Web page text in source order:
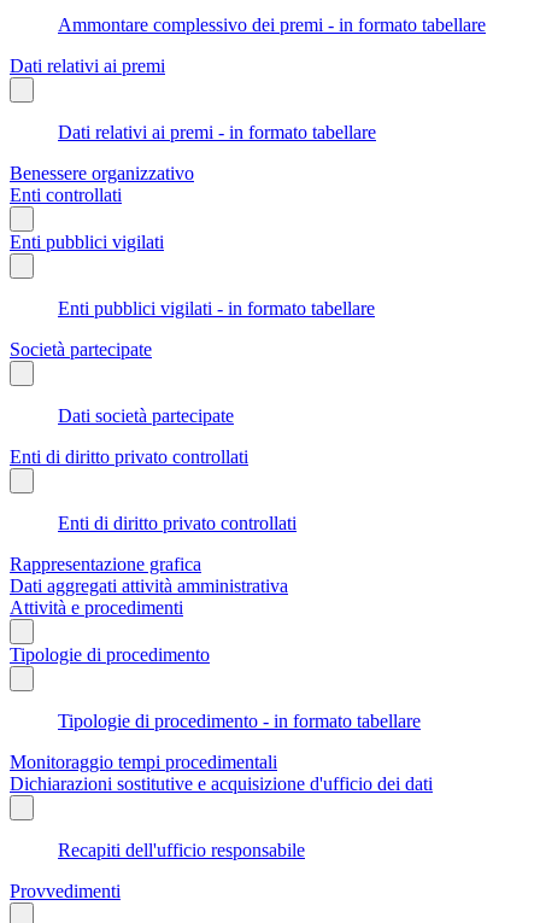
Ammontare complessivo dei premi - in formato tabellare
Dati relativi ai premi
Dati relativi ai premi - in formato tabellare
Benessere organizzativo
Enti controllati
Enti pubblici vigilati
Enti pubblici vigilati - in formato tabellare
Società partecipate
Dati società partecipate
Enti di diritto privato controllati
Enti di diritto privato controllati
Rappresentazione grafica
Dati aggregati attività amministrativa
Attività e procedimenti
Tipologie di procedimento
Tipologie di procedimento - in formato tabellare
Monitoraggio tempi procedimentali
Dichiarazioni sostitutive e acquisizione d'ufficio dei dati
Recapiti dell'ufficio responsabile
Provvedimenti